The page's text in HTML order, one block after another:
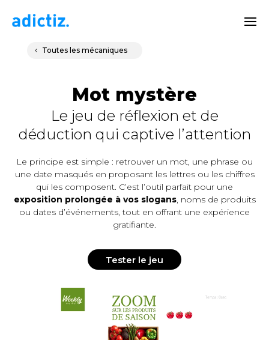
Toutes les mécaniques
Mot mystère
Le jeu de réflexion et de
déduction qui captive l’attention
Le principe est simple : retrouver un mot, une phrase ou
une date masqués en proposant les lettres ou les chiffres
qui les composent. C’est l’outil parfait pour une
exposition prolongée à vos slogans, noms de produits
ou dates d’événements, tout en offrant une expérience
gratifiante.
Tester le jeu